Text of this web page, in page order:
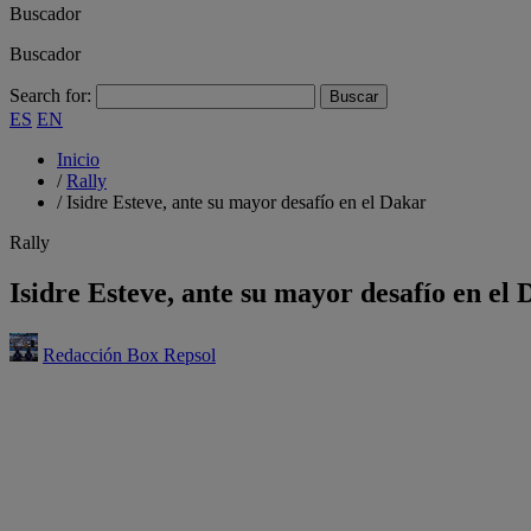
Buscador
Buscador
Search for:
ES EN
Inicio
/Rally
/Isidre Esteve, ante su mayor desafío en el Dakar
Rally
Isidre Esteve, ante su mayor desafío en el
Redacción Box Repsol